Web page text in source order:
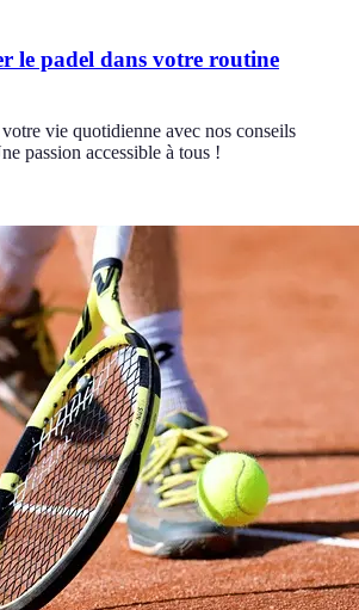
le padel dans votre routine
vie quotidienne avec nos conseils
passion accessible à tous !